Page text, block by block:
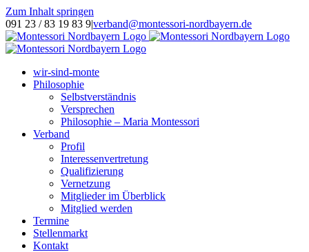
Zum Inhalt springen
091 23 / 83 19 83 9|verband@montessori-nordbayern.de
wir-sind-monte
Philosophie
Selbstverständnis
Versprechen
Philosophie – Maria Montessori
Verband
Profil
Interessenvertretung
Qualifizierung
Vernetzung
Mitglieder im Überblick
Mitglied werden
Termine
Stellenmarkt
Kontakt